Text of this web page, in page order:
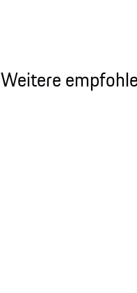
Weitere